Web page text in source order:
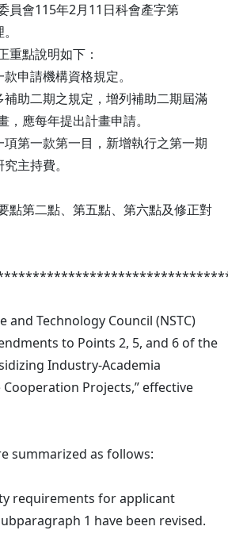
員會115年2月11日科會產字第
重點說明如下：
申請機構資格規定。
助二期之規定，增列補助二期屆滿
應每年提出計畫申請。
第一款第一目，新增執行之第一期
主持費。
點第二點、第五點、第六點及修正對
and Technology Council (NSTC)
to Points 2, 5, and 6 of the
Industry-Academia
Projects,” effective
summarized as follows:
requirements for applicant
1 have been revised.